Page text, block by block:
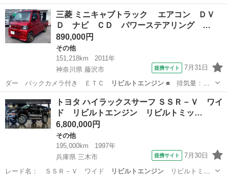
エンジン載せ替え済み…
神奈川 相模原市 ジムニー
三菱 ミニキャブトラック エアコン ＤＶ
Ｄ ナビ ＣＤ パワーステアリング …
890,000円
その他
151,218km
2011年
神奈川県 藤沢市
提携サイト 7月31日
ダー バックカメラ付き ＥＴＣ リビルトエンジン■ 排気量：
660cc ■ …藤沢市 その他
トヨタ ハイラックスサーフ ＳＳＲ－Ｖ ワイ
ド リビルトエンジン リビルトミッ…
6,800,000円
その他
195,000km
1997年
兵庫県 三木市
提携サイト 7月30日
レード名： ＳＳＲ－Ｖ ワイド リビルトエンジンリビルトミッ